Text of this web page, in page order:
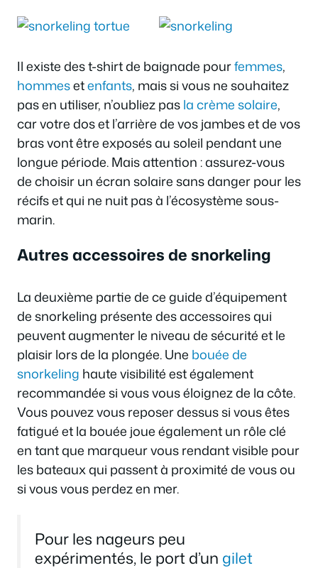
Il existe des t-shirt de baignade pourfemmes,
hommesetenfants, mais si vous ne souhaitez
pas en utiliser, n’oubliez pasla crème solaire,
car votre dos et l’arrière de vos jambes et de vos
bras vont être exposés au soleil pendant une
longue période. Mais attention : assurez-vous
de choisir un écran solaire sans danger pour les
récifs et qui ne nuit pas à l’écosystème sous-
marin.
Autres accessoires de snorkeling
La deuxième partie de ce guide d’équipement
de snorkeling présente des accessoires qui
peuvent augmenter le niveau de sécurité et le
plaisir lors de la plongée. Une bouée de
snorkeling haute visibilité est également
recommandée si vous vous éloignez de la côte.
Vous pouvez vous reposer dessus si vous êtes
fatigué et la bouée joue également un rôle clé
en tant que marqueur vous rendant visible pour
les bateaux qui passent à proximité de vous ou
si vous vous perdez en mer.
Pour les nageurs peu
expérimentés, le port d’un gilet